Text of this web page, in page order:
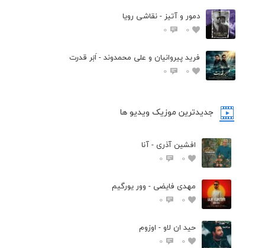
دمور و آتیز - نقاشی رویا
0
0
فرید پیروانیان و علی محمدوند - اَبَر قدرت
0
0
جدیدترین موزیک ویدیو ها
افشین آذری - آنا
0
0
مهدی فایضی - وور یورگیم
0
0
حید ان لاو - اوزوم
0
0